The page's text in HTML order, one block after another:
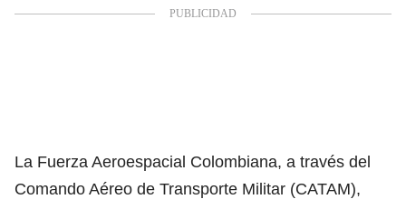
La Fuerza Aeroespacial Colombiana, a través del
Comando Aéreo de Transporte Militar (CATAM),